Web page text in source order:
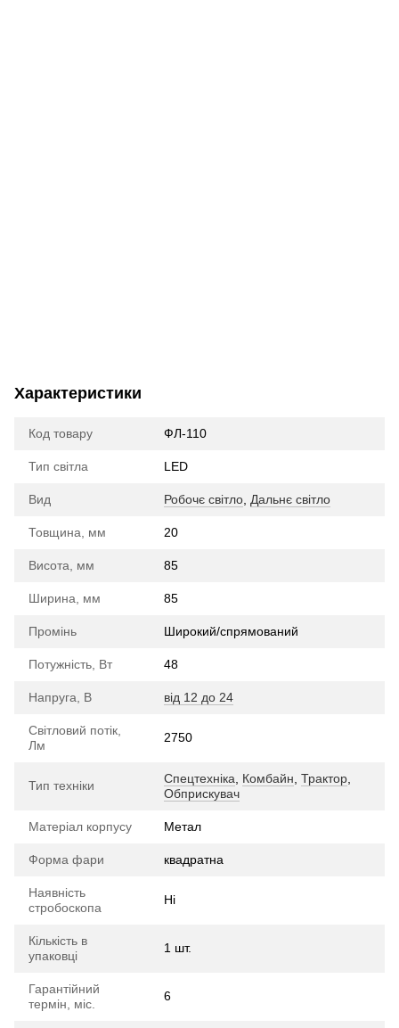
Характеристики
Код товару ФЛ-110
Тип світла LED
Вид Робочє світло Дальнє світло
Товщина, мм 20
Висота, мм 85
Ширина, мм 85
Промінь Широкий/спрямований
Потужність, Вт 48
Напруга, В від 12 до 24
Світловий потік,
Лм
2750
Тип техніки Спецтехніка Комбайн Трактор
Обприскувач
Матеріал корпусу Метал
Форма фари квадратна
Наявність
стробоскопа
Ні
Кількість в
упаковці
1 шт.
Гарантійний
термін, міс.
6